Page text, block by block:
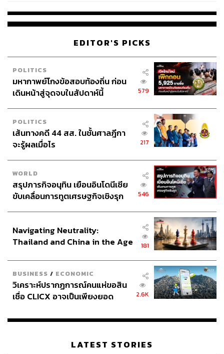
EDITOR'S PICKS
POLITICS
มหากาพย์โกงข้อสอบท้องถิ่น ก่อน
เดินหน้าสู่จุดจบในสัปดาห์นี้
579
POLITICS
เส้นทางคดี 44 สส. ในชั้นศาลฎีกา
จะรู้ผลเมื่อไร
217
WORLD
สรุปภารกิจอนุทิน เยือนอินโดนีเซีย
ขับเคลื่อนการทูตเศรษฐกิจเชิงรุก
546
Navigating Neutrality:
Thailand and China in the Age
181
BUSINESS / ECONOMIC
วิเคราะห์ปรากฏการณ์คนแห่ขอสิน
เชื่อ CLICX อาจเป็นเพียงยอด
เรือนไทยที่ถูกซุกไว้
2.6K
LATEST STORIES